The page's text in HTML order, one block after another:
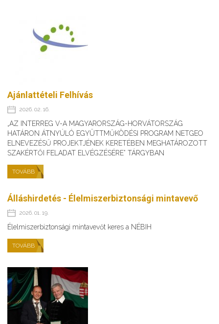
Ajánlattételi Felhívás
2026. 02. 16.
„AZ INTERREG V-A MAGYARORSZÁG-HORVÁTORSZÁG
HATÁRON ÁTNYÚLÓ EGYÜTTMŰKÖDÉSI PROGRAM NETGEO
ELNEVEZÉSŰ PROJEKTJÉNEK KERETÉBEN MEGHATÁROZOTT
SZAKÉRTŐI FELADAT ELVÉGZÉSÉRE” TÁRGYBAN
TOVÁBB
Álláshirdetés - Élelmiszerbiztonsági mintavevő
2026. 01. 19.
Élelmiszerbiztonsági mintavevőt keres a NÉBIH
TOVÁBB